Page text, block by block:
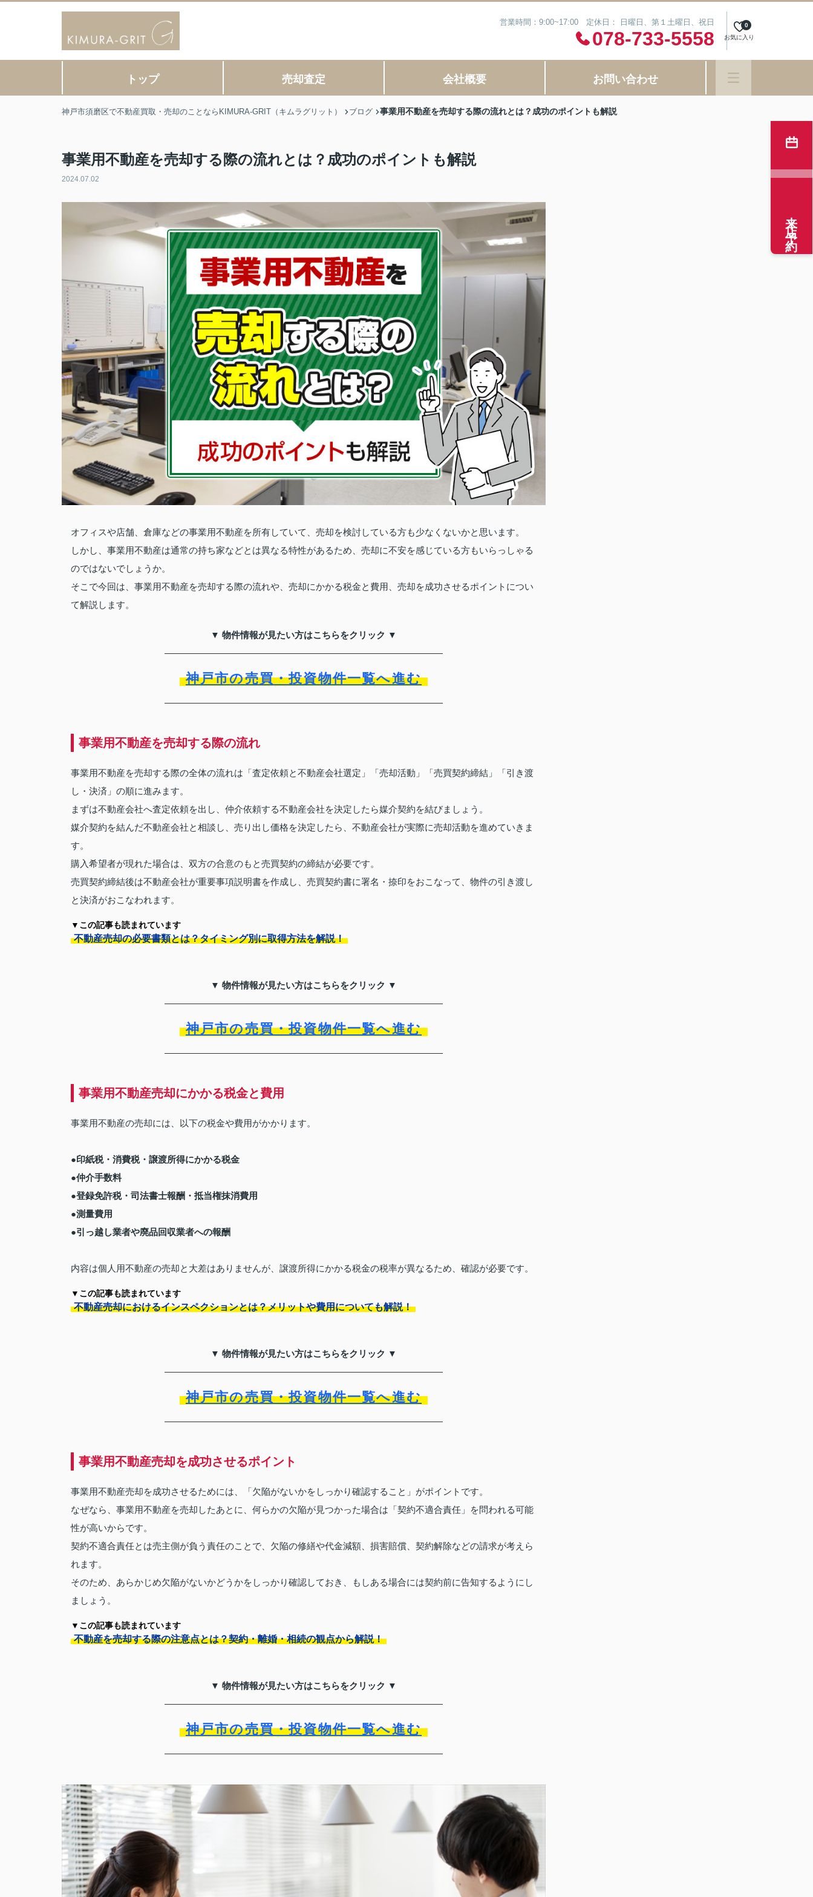
営業時間：9:00~17:00 定休日： 日曜日、第１土曜日、祝日
078-733-5558 お気に入り
0
トップ 売却査定 会社概要 お問い合わせ
神戸市須磨区で不動産買取・売却のことならKIMURA-GRIT（キムラグリット） ブログ 事業用不動産を売却する際の流れとは？成功のポイントも解説
事業用不動産を売却する際の流れとは？成功のポイントも解説
2024.07.02
オフィスや店舗、倉庫などの事業用不動産を所有していて、売却を検討している方も少なくないかと思います。
しかし、事業用不動産は通常の持ち家などとは異なる特性があるため、売却に不安を感じている方もいらっしゃる
のではないでしょうか。
そこで今回は、事業用不動産を売却する際の流れや、売却にかかる税金と費用、売却を成功させるポイントについ
て解説します。
▼ 物件情報が見たい方はこちらをクリック ▼
神戸市の売買・投資物件一覧へ進む
事業用不動産を売却する際の流れ
事業用不動産を売却する際の全体の流れは「査定依頼と不動産会社選定」「売却活動」「売買契約締結」「引き渡
し・決済」の順に進みます。
まずは不動産会社へ査定依頼を出し、仲介依頼する不動産会社を決定したら媒介契約を結びましょう。
媒介契約を結んだ不動産会社と相談し、売り出し価格を決定したら、不動産会社が実際に売却活動を進めていきま
す。
購入希望者が現れた場合は、双方の合意のもと売買契約の締結が必要です。
売買契約締結後は不動産会社が重要事項説明書を作成し、売買契約書に署名・捺印をおこなって、物件の引き渡し
と決済がおこなわれます。
▼この記事も読まれています
不動産売却の必要書類とは？タイミング別に取得方法を解説！
▼ 物件情報が見たい方はこちらをクリック ▼
神戸市の売買・投資物件一覧へ進む
事業用不動産売却にかかる税金と費用
事業用不動産の売却には、以下の税金や費用がかかります。
●印紙税・消費税・譲渡所得にかかる税金
●仲介手数料
●登録免許税・司法書士報酬・抵当権抹消費用
●測量費用
●引っ越し業者や廃品回収業者への報酬
内容は個人用不動産の売却と大差はありませんが、譲渡所得にかかる税金の税率が異なるため、確認が必要です。
▼この記事も読まれています
不動産売却におけるインスペクションとは？メリットや費用についても解説！
▼ 物件情報が見たい方はこちらをクリック ▼
神戸市の売買・投資物件一覧へ進む
事業用不動産売却を成功させるポイント
事業用不動産売却を成功させるためには、「欠陥がないかをしっかり確認すること」がポイントです。
なぜなら、事業用不動産を売却したあとに、何らかの欠陥が見つかった場合は「契約不適合責任」を問われる可能
性が高いからです。
契約不適合責任とは売主側が負う責任のことで、欠陥の修繕や代金減額、損害賠償、契約解除などの請求が考えら
れます。
そのため、あらかじめ欠陥がないかどうかをしっかり確認しておき、もしある場合には契約前に告知するようにし
ましょう。
▼この記事も読まれています
不動産を売却する際の注意点とは？契約・離婚・相続の観点から解説！
▼ 物件情報が見たい方はこちらをクリック ▼
神戸市の売買・投資物件一覧へ進む
来店予約